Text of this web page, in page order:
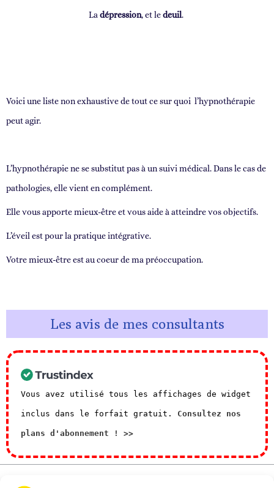
La dépression, et ledeuil.
Voici une liste non exhaustive de tout ce sur quoi l’hypnothérapie
peut agir.
L’hypnothérapie ne se substitut pas à un suivi médical. Dans le cas de
pathologies, elle vient en complément.
Elle vous apporte mieux-être et vous aide à atteindre vos objectifs.
L’éveil est pour la pratique intégrative.
Votre mieux-être est au coeur de ma préoccupation.
Les avis de mes consultants
Vous avez utilisé tous les affichages de widget
inclus dans le forfait gratuit. Consultez nos
plans d'abonnement ! >>